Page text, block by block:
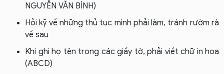
NGUYỄN VĂN BÌNH)
Hỏi kỹ về những thủ tục mình phải làm, tránh rườm rà
về sau
Khi ghi họ tên trong các giấy tờ, phải viết chữ in hoa
(ABCD)